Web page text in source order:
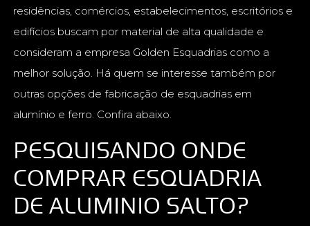
residências, comércios, estabelecimentos, escritórios e
edifícios buscam por material de alta qualidade e
consideram a empresa Golden Esquadrias como a
melhor solução. Há quem se interesse também por
outras opções de fabricação de esquadrias em
alumínio e ferro. Confira abaixo.
PESQUISANDO ONDE
COMPRAR ESQUADRIA
DE ALUMINIO SALTO?